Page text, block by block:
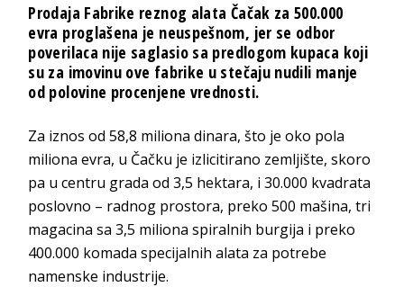
Prodaja Fabrike reznog alata Čačak za 500.000
evra proglašena je neuspešnom, jer se odbor
poverilaca nije saglasio sa predlogom kupaca koji
su za imovinu ove fabrike u stečaju nudili manje
od polovine procenjene vrednosti.
Za iznos od 58,8 miliona dinara, što je oko pola
miliona evra, u Čačku je izlicitirano zemljište, skoro
pa u centru grada od 3,5 hektara, i 30.000 kvadrata
poslovno – radnog prostora, preko 500 mašina, tri
magacina sa 3,5 miliona spiralnih burgija i preko
400.000 komada specijalnih alata za potrebe
namenske industrije.